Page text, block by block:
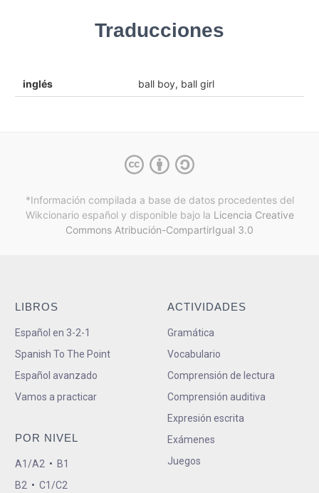
Traducciones
inglés ball boy, ball girl
*Información compilada a base de datos procedentes del
Wikcionario español y disponible bajo la Licencia Creative
Commons Atribución-CompartirIgual 3.0
LIBROS
Español en 3-2-1
Spanish To The Point
Español avanzado
Vamos a practicar
POR NIVEL
A1/A2 • B1
B2 • C1/C2
ACTIVIDADES
Gramática
Vocabulario
Comprensión de lectura
Comprensión auditiva
Expresión escrita
Exámenes
Juegos